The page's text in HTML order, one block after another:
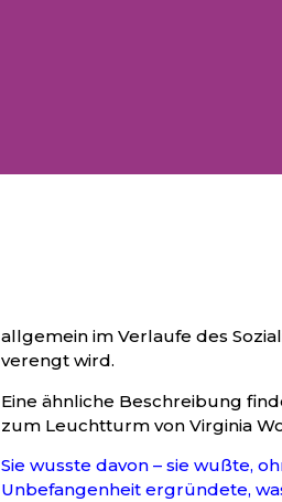
allgemein im Verlaufe des
verengt wird.
Eine ähnliche Beschreibung
zum Leuchtturm von Virginia
Sie wusste davon – sie wußte,
Unbefangenheit ergründete,